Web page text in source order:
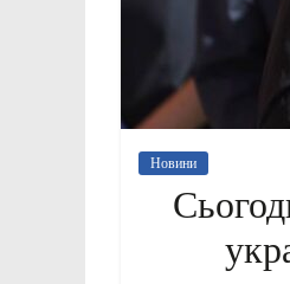
Новини